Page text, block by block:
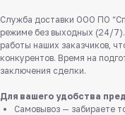
Служба доставки ООО ПО
режиме без выходных (24/
работы наших заказчиков,
конкурентов. Время на
заключения сделки.
Для вашего удобства
Самовывоз — забираете